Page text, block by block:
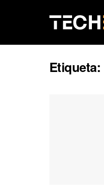
Etiqueta: